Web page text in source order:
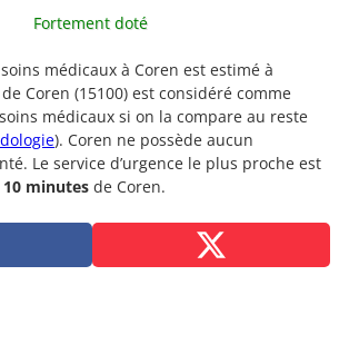
Fortement doté
soins médicaux à Coren est estimé à
Coren (15100) est considéré comme
médicaux si on la compare au reste
). Coren ne possède aucun
Le service d’urgence le plus proche est
10 minutes de Coren.